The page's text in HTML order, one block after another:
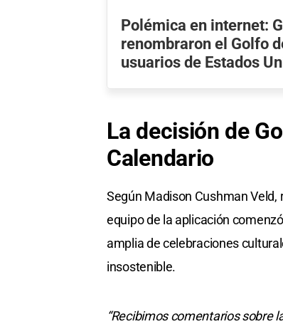
Polémica en internet:
renombraron el Golfo
usuarios de Estados
La decisión de
Calendario
Según Madison Cushman Veld,
equipo de la aplicación
amplia de celebraciones
insostenible.
“Recibimos comentarios sobre